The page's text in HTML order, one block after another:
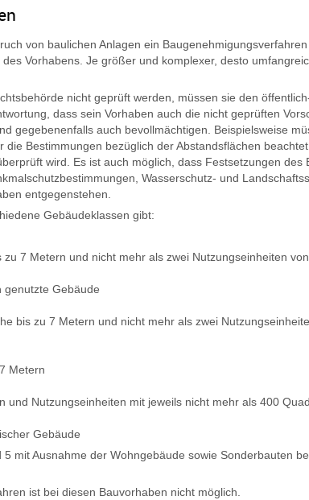
von baulichen Anlagen ein
Vorhabens. Je größer und komplexer, desto
nicht geprüft werden, müssen sie den
dass sein Vorhaben auch die nicht geprüften
gegebenenfalls auch bevollmächtigen. Beispielsweise
die Bestimmungen bezüglich der Abstandsflächen
wird. Es ist auch möglich, dass Festsetzungen des
Wasserschutz- und
entgegenstehen.
Gebäudeklassen gibt:
7 Metern und nicht mehr als zwei Nutzungseinheiten
genutzte Gebäude
bis zu 7 Metern und nicht mehr als zwei
Metern
und Nutzungseinheiten mit jeweils nicht mehr als 400
Gebäude
mit Ausnahme der Wohngebäude sowie Sonderbauten
ist bei diesen Bauvorhaben nicht möglich.